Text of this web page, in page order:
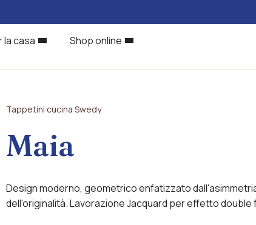
la casa Shop online
Tappetini cucina Swedy
Maia
Design moderno, geometrico enfatizzato
dell'originalità. Lavorazione Jacquard per effetto double